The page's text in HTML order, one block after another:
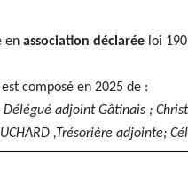
en association déclarée loi
composé en 2025 de :
adjoint Gâtinais ;
,Trésorière adjointe;